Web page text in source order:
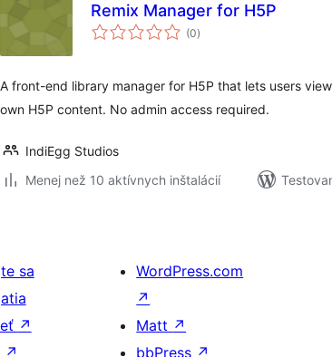
Remix Manager for H5P
(0celkové
hodnotenie
)
A front-end library manager for H5P that lets users
own H5P content. No admin access required.
IndiEgg Studios
Menej než 10 aktívnych inštalácií
sa
↗
↗
WordPress.com
↗
Matt ↗
bbPress ↗